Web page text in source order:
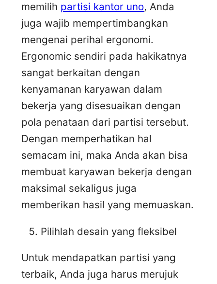
memilih partisi kantor uno, Anda
juga wajib mempertimbangkan
mengenai perihal ergonomi.
Ergonomic sendiri pada hakikatnya
sangat berkaitan dengan
kenyamanan karyawan dalam
bekerja yang disesuaikan dengan
pola penataan dari partisi tersebut.
Dengan memperhatikan hal
semacam ini, maka Anda akan bisa
membuat karyawan bekerja dengan
maksimal sekaligus juga
memberikan hasil yang memuaskan.
Pilihlah desain yang fleksibel
Untuk mendapatkan partisi yang
terbaik, Anda juga harus merujuk